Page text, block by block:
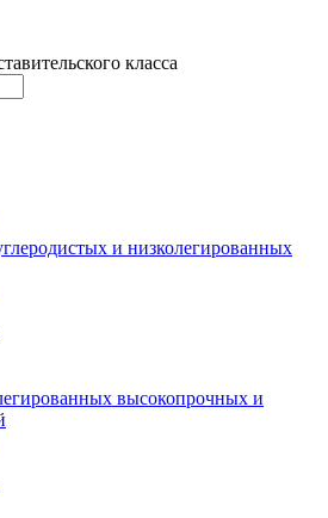
класса
и низколегированных
высокопрочных и